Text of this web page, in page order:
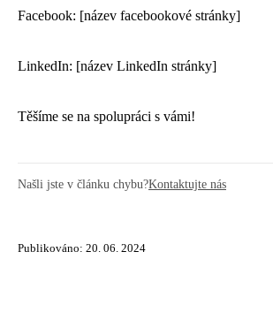
Facebook: [název facebookové stránky]
LinkedIn: [název LinkedIn stránky]
Těšíme se na spolupráci s vámi!
Našli jste v článku chybu?Kontaktujte nás
Publikováno: 20. 06. 2024